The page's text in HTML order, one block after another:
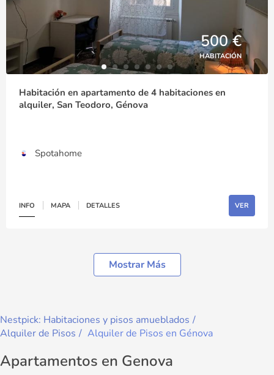
500 €
HABITACIÓN
Habitación en apartamento de 4 habitaciones en
alquiler, San Teodoro, Génova
Spotahome
INFO MAPA DETALLES VER
Mostrar Más
Nestpick: Habitaciones y pisos amueblados
Alquiler de Pisos
Alquiler de Pisos en Génova
Apartamentos en Genova